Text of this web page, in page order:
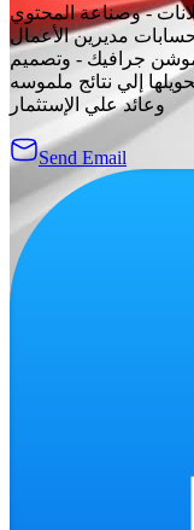
- وصناعة المحتوي
مديرين الأعمال
جرافيك - وتصميم
إلي نتائج ملموسه
وعائد علي الإستثمار
Send Email